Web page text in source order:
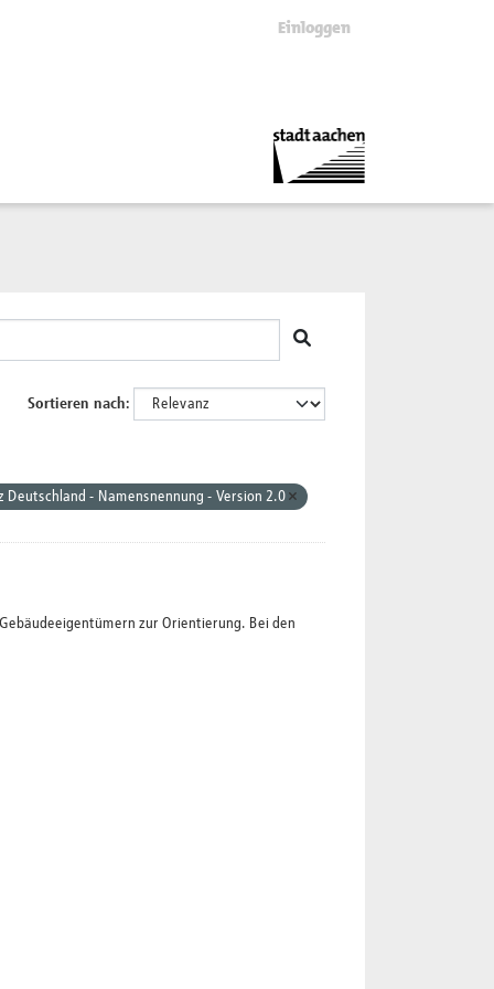
Einloggen
Sortieren nach
Deutschland - Namensnennung - Version 2.0
zur Orientierung. Bei den